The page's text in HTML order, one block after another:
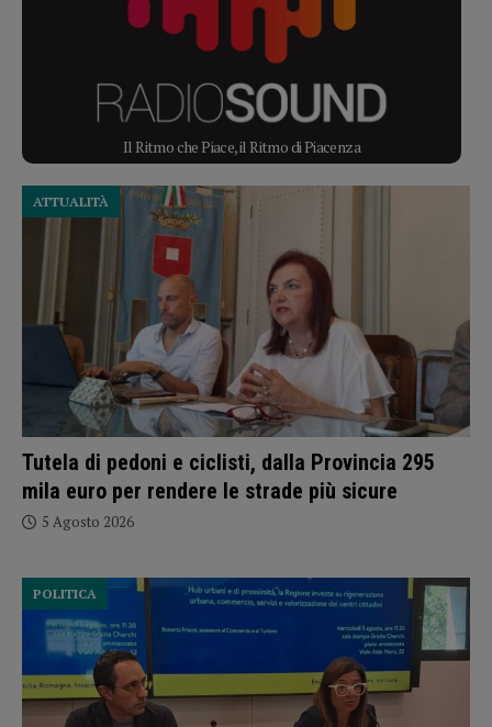
Il Ritmo che Piace, il Ritmo di Piacenza
Tutela di pedoni e ciclisti, dalla Provincia 295
mila euro per rendere le strade più sicure
ATTUALITÀ
5 Agosto 2026
POLITICA